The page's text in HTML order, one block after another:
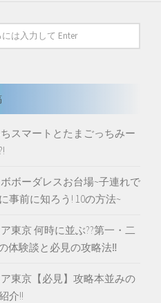
スマートとたまごっちみー
ボーダレスお台場~子連れで
事前に知ろう! 10の方法~
東京 何時に並ぶ??第一・二
体験談と必見の攻略法‼️
東京【必見】攻略本並みの
介!!